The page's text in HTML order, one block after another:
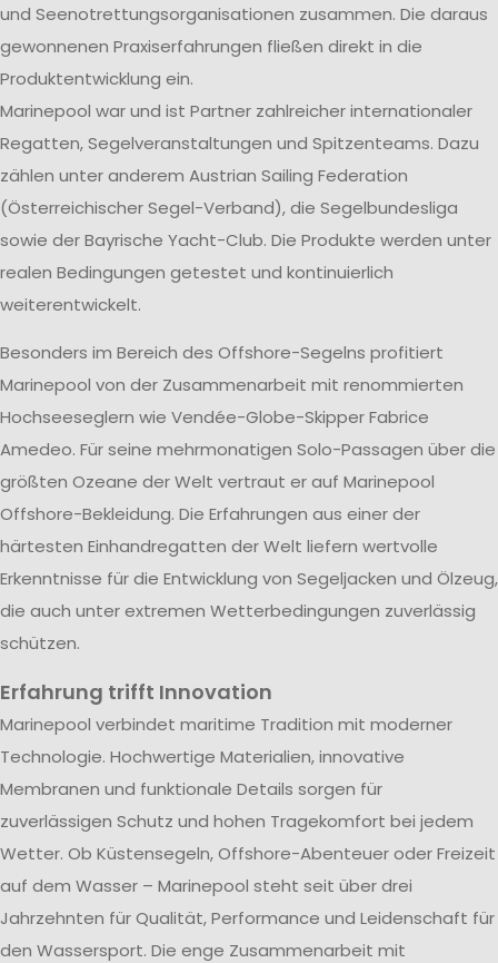
und Seenotrettungsorganisationen zusammen. Die daraus
gewonnenen Praxiserfahrungen fließen direkt in die
Produktentwicklung ein.
Marinepool war und ist Partner zahlreicher internationaler
Regatten, Segelveranstaltungen und Spitzenteams. Dazu
zählen unter anderem Austrian Sailing Federation
(Österreichischer Segel-Verband), die Segelbundesliga
sowie der Bayrische Yacht-Club. Die Produkte werden unter
realen Bedingungen getestet und kontinuierlich
weiterentwickelt.
Besonders im Bereich des Offshore-Segelns profitiert
Marinepool von der Zusammenarbeit mit renommierten
Hochseeseglern wie Vendée-Globe-Skipper Fabrice
Amedeo. Für seine mehrmonatigen Solo-Passagen über die
größten Ozeane der Welt vertraut er auf Marinepool
Offshore-Bekleidung. Die Erfahrungen aus einer der
härtesten Einhandregatten der Welt liefern wertvolle
Erkenntnisse für die Entwicklung von Segeljacken und Ölzeug,
die auch unter extremen Wetterbedingungen zuverlässig
schützen.
Erfahrung trifft Innovation
Marinepool verbindet maritime Tradition mit moderner
Technologie. Hochwertige Materialien, innovative
Membranen und funktionale Details sorgen für
zuverlässigen Schutz und hohen Tragekomfort bei jedem
Wetter. Ob Küstensegeln, Offshore-Abenteuer oder Freizeit
auf dem Wasser – Marinepool steht seit über drei
Jahrzehnten für Qualität, Performance und Leidenschaft für
den Wassersport. Die enge Zusammenarbeit mit